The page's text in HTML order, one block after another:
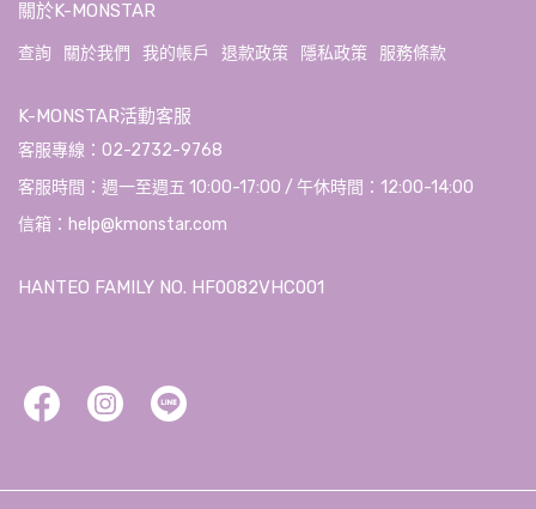
關於K-MONSTAR
查詢 關於我們 我的帳戶 退款政策 隱私政策 服務條款
K-MONSTAR活動客服
客服專線：02-2732-9768
客服時間：週一至週五 10:00-17:00 / 午休時間：12:00-14:00
信箱：help@kmonstar.com
HANTEO FAMILY NO. HF0082VHC001